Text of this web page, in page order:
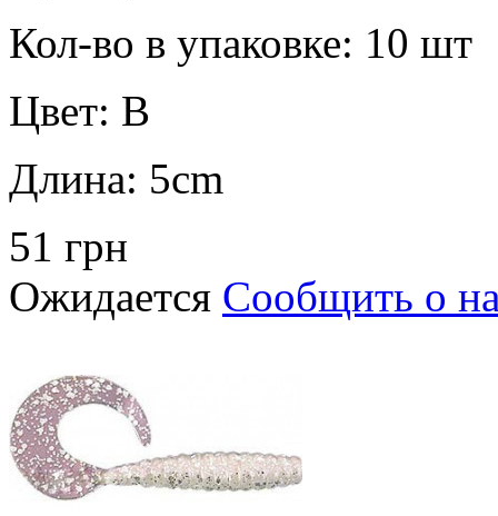
Кол-во в упаковке: 10 шт
Цвет: B
Длина: 5cm
51 грн
Ожидается Сообщить о